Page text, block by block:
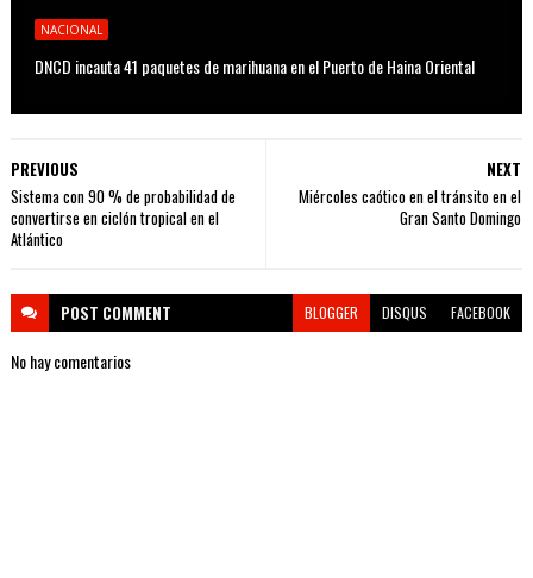
NACIONAL
DNCD incauta 41 paquetes de marihuana en el Puerto de Haina Oriental
NEXT
Miércoles caótico en el tránsito en el
Gran Santo Domingo
PREVIOUS
Sistema con 90 % de probabilidad de
convertirse en ciclón tropical en el
Atlántico
POST COMMENT BLOGGER DISQUS FACEBOOK
No hay comentarios